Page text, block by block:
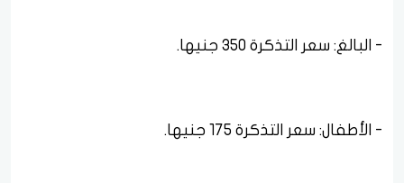
- الأطفال: سعر التذكرة 175 جنيها.